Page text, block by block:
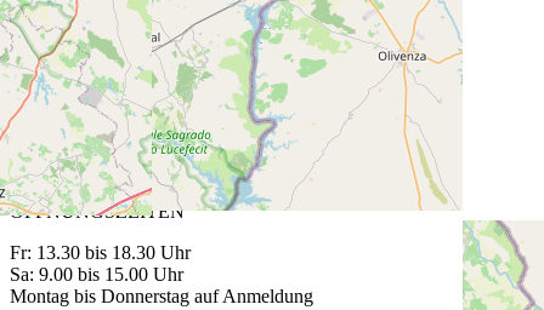
75 cl | CHF 58.00
CAVETTA VINOTHEK PFÄFFIKON
Churerstrasse 64
8808 Pfäffikon SZ
T+41 55 420 11 44
ÖFFNUNGSZEITEN
Fr: 13.30 bis 18.30 Uhr
Sa: 9.00 bis 15.00 Uhr
Montag bis Donnerstag auf Anmeldung